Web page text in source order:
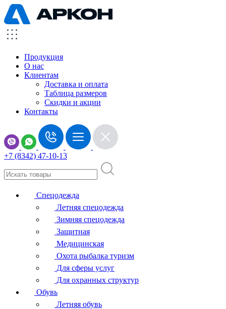
Продукция
О нас
Клиентам
Доставка и оплата
Таблица размеров
Скидки и акции
Контакты
+7 (8342) 47-10-13
Спецодежда
Летняя спецодежда
Зимняя спецодежда
Защитная
Медицинская
Охота рыбалка туризм
Для сферы услуг
Для охранных структур
Обувь
Летняя обувь